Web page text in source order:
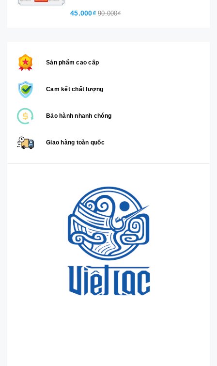
45.000₫ 90.000₫
Sản phẩm cao cấp
Cam kết chất lượng
Bảo hành nhanh chóng
Giao hàng toàn quốc